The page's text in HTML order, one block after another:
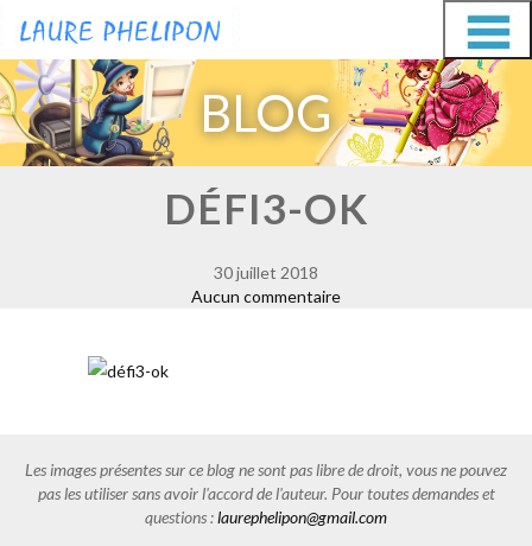
Aller
au
contenu
Aller
au
contenu
BLOG
DÉFI3-OK
30 juillet 2018
Aucun commentaire
Les images présentes sur ce blog ne sont pas libre de droit, vous ne pouvez
pas les utiliser sans avoir l'accord de l'auteur. Pour toutes demandes et
questions :laurephelipon@gmail.com